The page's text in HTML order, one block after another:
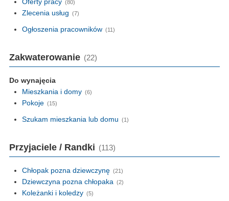
(80)
Zlecenia usług (7)
Ogłoszenia pracowników (11)
Zakwaterowanie (22)
Do wynajęcia
Mieszkania i domy (6)
Pokoje (15)
Szukam mieszkania lub domu (1)
Przyjaciele / Randki (113)
Chłopak pozna dziewczynę (21)
Dziewczyna pozna chłopaka (2)
Koleżanki i koledzy (5)